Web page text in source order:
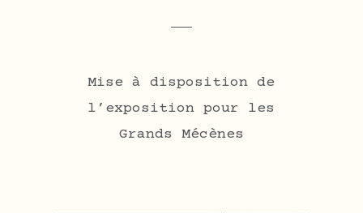
Mise à disposition de
l’exposition pour les
Grands Mécènes